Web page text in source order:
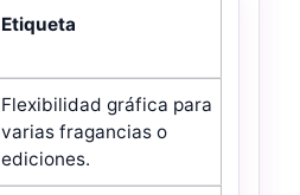
Etiqueta
Flexibilidad gráfica para
varias fragancias o
ediciones.